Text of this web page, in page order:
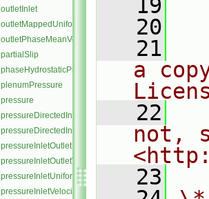
outletInlet
outletMappedUniformInlet
outletPhaseMeanVelocity
partialSlip
phaseHydrostaticPressure
plenumPressure
pressure
pressureDirectedInletOutletVelocity
pressureDirectedInletVelocity
pressureInletOutletParSlipVelocity
pressureInletOutletVelocity
pressureInletUniformVelocity
pressureInletVelocity
   19
   20
   21
a
   22
not,
   23